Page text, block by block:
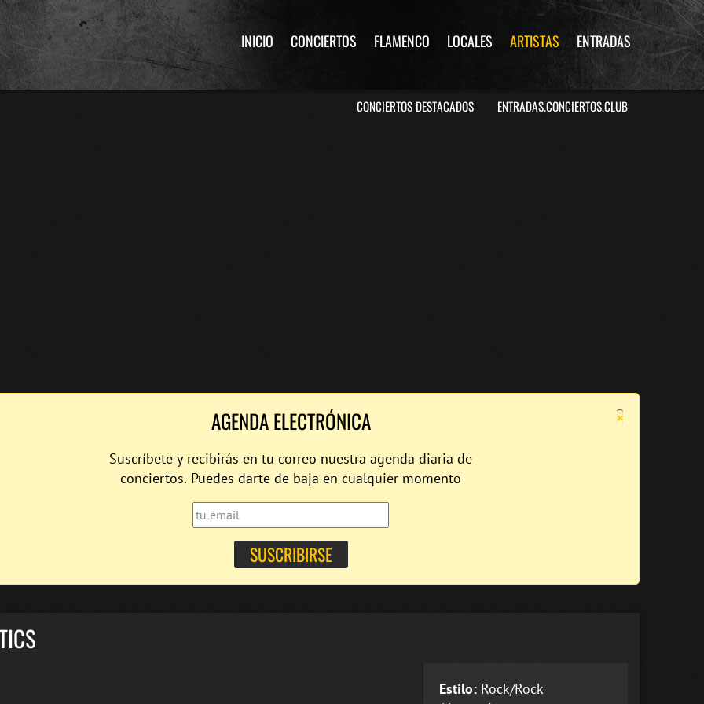
INICIO CONCIERTOS FLAMENCO LOCALES ARTISTAS ENTRADAS
CONCIERTOS DESTACADOS ENTRADAS.CONCIERTOS.CLUB
×
AGENDA ELECTRÓNICA
Suscríbete y recibirás en tu correo nuestra agenda diaria de
conciertos. Puedes darte de baja en cualquier momento
Estilo: Rock/Rock